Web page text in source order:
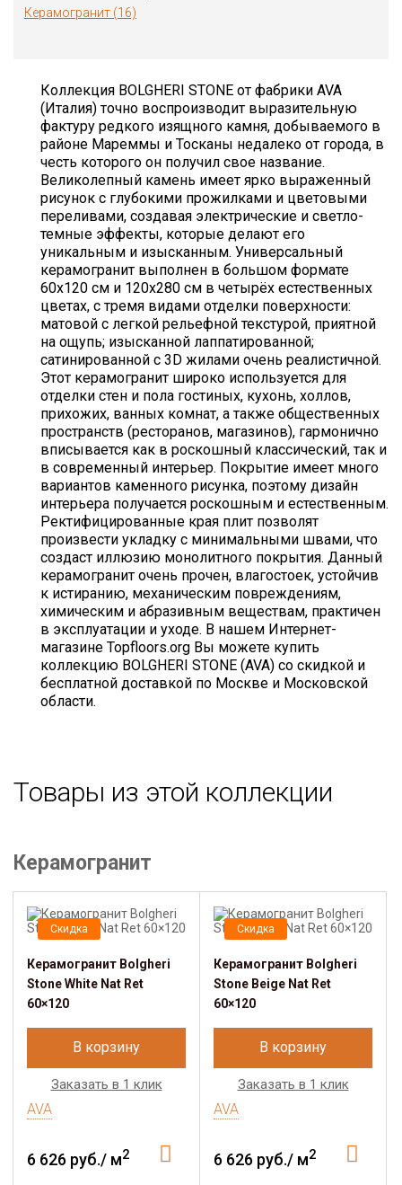
Керамогранит (16)
Коллекция BOLGHERI STONE от фабрики AVA
(Италия) точно воспроизводит выразительную
фактуру редкого изящного камня, добываемого в
районе Мареммы и Тосканы недалеко от города, в
честь которого он получил свое название.
Великолепный камень имеет ярко выраженный
рисунок с глубокими прожилками и цветовыми
переливами, создавая электрические и светло-
темные эффекты, которые делают его
уникальным и изысканным. Универсальный
керамогранит выполнен в большом формате
60х120 см и 120х280 см в четырёх естественных
цветах, с тремя видами отделки поверхности:
матовой с легкой рельефной текстурой, приятной
на ощупь; изысканной лаппатированной;
сатинированной с 3D жилами очень реалистичной.
Этот керамогранит широко используется для
отделки стен и пола гостиных, кухонь, холлов,
прихожих, ванных комнат, а также общественных
пространств (ресторанов, магазинов), гармонично
вписывается как в роскошный классический, так и
в современный интерьер. Покрытие имеет много
вариантов каменного рисунка, поэтому дизайн
интерьера получается роскошным и естественным.
Ректифицированные края плит позволят
произвести укладку с минимальными швами, что
создаст иллюзию монолитного покрытия. Данный
керамогранит очень прочен, влагостоек, устойчив
к истиранию, механическим повреждениям,
химическим и абразивным веществам, практичен
в эксплуатации и уходе. В нашем Интернет-
магазине Topfloors.org Вы можете купить
коллекцию BOLGHERI STONE (AVA) со скидкой и
бесплатной доставкой по Москве и Московской
области.
Товары из этой коллекции
Керамогранит
Скидка
Керамогранит Bolgheri
Stone White Nat Ret
60×120
В корзину
Заказать в 1 клик
AVA
6 626 руб./ м2
Скидка
Керамогранит Bolgheri
Stone Beige Nat Ret
60×120
В корзину
Заказать в 1 клик
AVA
6 626 руб./ м2